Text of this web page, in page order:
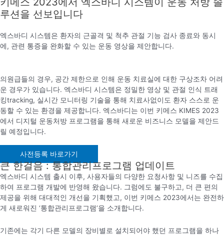
루션을 선보입니다
엑스바디 시스템은 환자의 근골격 및 척추 관절 기능 검사 종료와 동시
에, 관련 통증을 완화할 수 있는 운동 영상을 제안합니다.
의원급들의 경우, 공간 제한으로 인해 운동 치료실에 대한 구상조차 어려
운 경우가 있습니다. 엑스바디 시스템은 정밀한 영상 및 관절 인식 트래
킹tracking, 실시간 모니터링 기술을 통해 치료사없이도 환자 스스로 운
동할 수 있는 환경을 제공합니다. 엑스바디는 이번 키메스 KIMES 2023
에서 디지털 운동처방 프로그램을 통해 새로운 비즈니스 모델을 제안드
릴 예정입니다.
사전등록 바로가기
큰 한걸음 : 통합관리프로그램 업데이트
엑스바디 시스템 출시 이후, 사용자들의 다양한 요청사항 및 니즈를 수집
하여 프로그램 개발에 반영해 왔습니다. 그럼에도 불구하고, 더 큰 편의
제공을 위해 대대적인 개선을 기획했고, 이번 키메스 2023에서는 완전하
게 새로워진 ‘통합관리프로그램’을 소개합니다.
기존에는 각기 다른 모델의 장비별로 설치되어야 했던 프로그램을 하나